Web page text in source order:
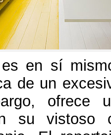
en sí
de un
, ofrece
su vistoso